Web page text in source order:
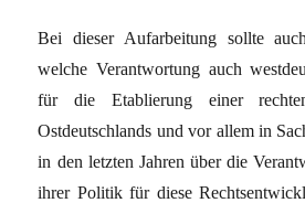
Bei dieser Aufarbeitung sollte
welche Verantwortung auch
für die Etablierung einer
Ostdeutschlands und vor allem in
in den letzten Jahren über die
ihrer Politik für diese